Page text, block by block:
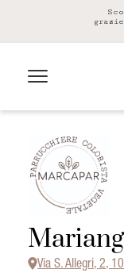
Via S. Allegri, 2,